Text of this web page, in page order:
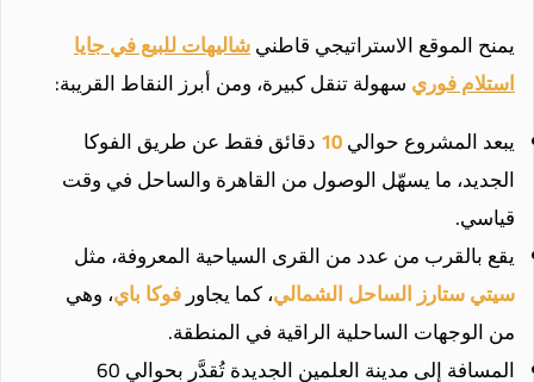
يمنح الموقع الاستراتيجي قاطنيشاليهات للبيع في جايا
استلام فوريسهولة تنقل كبيرة، ومن أبرز النقاط القريبة:
يبعد المشروع حوالي10دقائق فقط عن طريق الفوكا
الجديد، ما يسهّل الوصول من القاهرة والساحل في وقت
قياسي.
يقع بالقرب من عدد من القرى السياحية المعروفة، مثل
سيتي ستارز الساحل الشمالي، كما يجاورفوكا باي، وهي
من الوجهات الساحلية الراقية في المنطقة.
المسافة إلى مدينة العلمين الجديدة تُقدَّر بحوالي 60